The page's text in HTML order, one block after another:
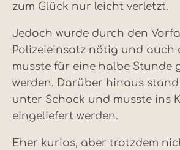
zum Glück nur leicht verletzt.
Jedoch wurde durch den
Polizeieinsatz nötig und auch
musste für eine halbe Stunde
werden. Darüber hinaus
unter Schock und musste ins
eingeliefert werden.
Eher kurios, aber trotzdem